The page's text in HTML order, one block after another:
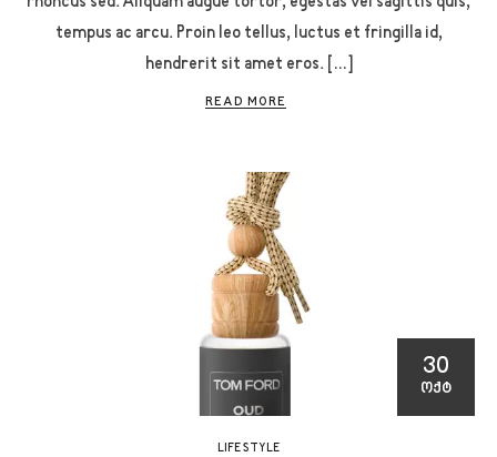
tempus ac arcu. Proin leo tellus, luctus et fringilla id,
hendrerit sit amet eros. […]
READ MORE
30
ᲝᲥᲢ
LIFE STYLE